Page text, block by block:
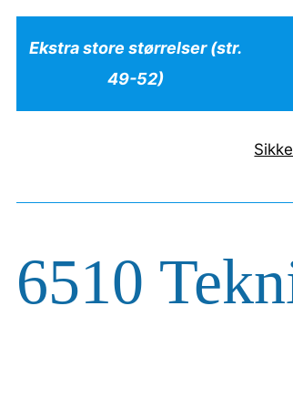
Ekstra store størrelser (str.
49-52)
6510